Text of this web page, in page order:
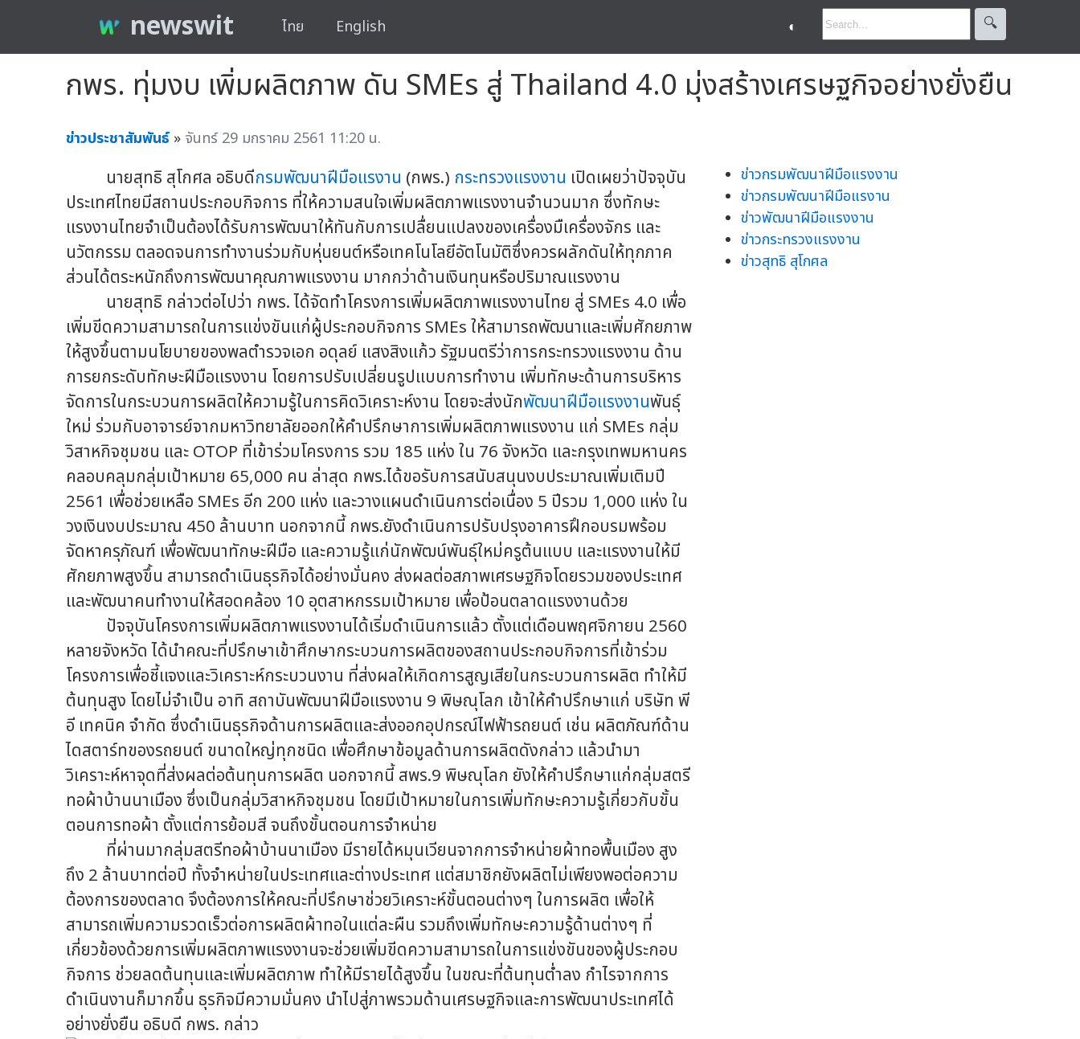
newswit ไทย English ◐ 🔍︎
กพร. ทุ่มงบ เพิ่มผลิตภาพ ดัน SMEs สู่ Thailand 4.0 มุ่งสร้างเศรษฐกิจอย่างยั่งยืน
ข่าวประชาสัมพันธ์ » จันทร์ 29 มกราคม 2561 11:20 น.
นายสุทธิ สุโกศล อธิบดีกรมพัฒนาฝีมือแรงาน (กพร.) กระทรวงแรงงาน เปิดเผยว่าปัจจุบัน
ประเทศไทยมีสถานประกอบกิจการ ที่ให้ความสนใจเพิ่มผลิตภาพแรงงานจำนวนมาก ซึ่งทักษะ
แรงงานไทยจำเป็นต้องได้รับการพัฒนาให้ทันกับการเปลื่ยนแปลงของเครื่องมืเครื่องจักร และ
นวัตกรรม ตลอดจนการทำงานร่วมกับหุ่นยนต์หรือเทคโนโลยีอัตโนมัติซึ่งควรผลักดันให้ทุกภาค
ส่วนได้ตระหนักถึงการพัฒนาคุณภาพแรงงาน มากกว่าด้านเงินทุนหรือปริมาณแรงงาน
นายสุทธิ กล่าวต่อไปว่า กพร. ได้จัดทำโครงการเพิ่มผลิตภาพแรงงานไทย สู่ SMEs 4.0 เพื่อ
เพิ่มขีดความสามารถในการแข่งขันแก่ผู้ประกอบกิจการ SMEs ให้สามารถพัฒนาและเพิ่มศักยภาพ
ให้สูงขึ้นตามนโยบายของพลตำรวจเอก อดุลย์ แสงสิงแก้ว รัฐมนตรีว่าการกระทรวงแรงงาน ด้าน
การยกระดับทักษะฝีมือแรงงาน โดยการปรับเปลี่ยนรูปแบบการทำงาน เพิ่มทักษะด้านการบริหาร
จัดการในกระบวนการผลิตให้ความรู้ในการคิดวิเคราะห์งาน โดยจะส่งนักพัฒนาฝีมือแรงงานพันธุ์
ใหม่ ร่วมกับอาจารย์จากมหาวิทยาลัยออกให้คำปรึกษาการเพิ่มผลิตภาพแรงงาน แก่ SMEs กลุ่ม
วิสาหกิจชุมชน และ OTOP ที่เข้าร่วมโครงการ รวม 185 แห่ง ใน 76 จังหวัด และกรุงเทพมหานคร
คลอบคลุมกลุ่มเป้าหมาย 65,000 คน ล่าสุด กพร.ได้ขอรับการสนับสนุนงบประมาณเพิ่มเติมปี
2561 เพื่อช่วยเหลือ SMEs อีก 200 แห่ง และวางแผนดำเนินการต่อเนื่อง 5 ปีรวม 1,000 แห่ง ใน
วงเงินงบประมาณ 450 ล้านบาท นอกจากนี้ กพร.ยังดำเนินการปรับปรุงอาคารฝึกอบรมพร้อม
จัดหาครุภัณฑ์ เพื่อพัฒนาทักษะฝีมือ และความรู้แก่นักพัฒน์พันธุ์ใหม่ครูต้นแบบ และแรงงานให้มี
ศักยภาพสูงขึ้น สามารถดำเนินธุรกิจได้อย่างมั่นคง ส่งผลต่อสภาพเศรษฐกิจโดยรวมของประเทศ
และพัฒนาคนทำงานให้สอดคล้อง 10 อุตสาหกรรมเป้าหมาย เพื่อป้อนตลาดแรงงานด้วย
ปัจจุบันโครงการเพิ่มผลิตภาพแรงงานได้เริ่มดำเนินการแล้ว ตั้งแต่เดือนพฤศจิกายน 2560
หลายจังหวัด ได้นำคณะที่ปรึกษาเข้าศึกษากระบวนการผลิตของสถานประกอบกิจการที่เข้าร่วม
โครงการเพื่อชี้แจงและวิเคราะห์กระบวนงาน ที่ส่งผลให้เกิดการสูญเสียในกระบวนการผลิต ทำให้มี
ต้นทุนสูง โดยไม่จำเป็น อาทิ สถาบันพัฒนาฝีมือแรงงาน 9 พิษณุโลก เข้าให้คำปรึกษาแก่ บริษัท พี
อี เทคนิค จำกัด ซึ่งดำเนินธุรกิจด้านการผลิตและส่งออกอุปกรณ์ไฟฟ้ารถยนต์ เช่น ผลิตภัณฑ์ด้าน
ไดสตาร์ทของรถยนต์ ขนาดใหญ่ทุกชนิด เพื่อศึกษาข้อมูลด้านการผลิตดังกล่าว แล้วนำมา
วิเคราะห์หาจุดที่ส่งผลต่อต้นทุนการผลิต นอกจากนี้ สพร.9 พิษณุโลก ยังให้คำปรึกษาแก่กลุ่มสตรี
ทอผ้าบ้านนาเมือง ซึ่งเป็นกลุ่มวิสาหกิจชุมชน โดยมีเป้าหมายในการเพิ่มทักษะความรู้เกี่ยวกับขั้น
ตอนการทอผ้า ตั้งแต่การย้อมสี จนถึงขั้นตอนการจำหน่าย
ที่ผ่านมากลุ่มสตรีทอผ้าบ้านนาเมือง มีรายได้หมุนเวียนจากการจำหน่ายผ้าทอพื้นเมือง สูง
ถึง 2 ล้านบาทต่อปี ทั้งจำหน่ายในประเทศและต่างประเทศ แต่สมาชิกยังผลิตไม่เพียงพอต่อความ
ต้องการของตลาด จึงต้องการให้คณะที่ปรึกษาช่วยวิเคราะห์ขั้นตอนต่างๆ ในการผลิต เพื่อให้
สามารถเพิ่มความรวดเร็วต่อการผลิตผ้าทอในแต่ละผืน รวมถึงเพิ่มทักษะความรู้ด้านต่างๆ ที่
เกี่ยวข้องด้วยการเพิ่มผลิตภาพแรงงานจะช่วยเพิ่มขีดความสามารถในการแข่งขันของผู้ประกอบ
กิจการ ช่วยลดต้นทุนและเพิ่มผลิตภาพ ทำให้มีรายได้สูงขึ้น ในขณะที่ต้นทุนต่ำลง กำไรจากการ
ดำเนินงานก็มากขึ้น ธุรกิจมีความมั่นคง นำไปสู่ภาพรวมด้านเศรษฐกิจและการพัฒนาประเทศได้
อย่างยั่งยืน อธิบดี กพร. กล่าว
ข่าวกรมพัฒนาฝีมือแรงงาน
ข่าวกรมพัฒนาฝีมือแรงาน
ข่าวพัฒนาฝีมือแรงงาน
ข่าวกระทรวงแรงงาน
ข่าวสุทธิ สุโกศล